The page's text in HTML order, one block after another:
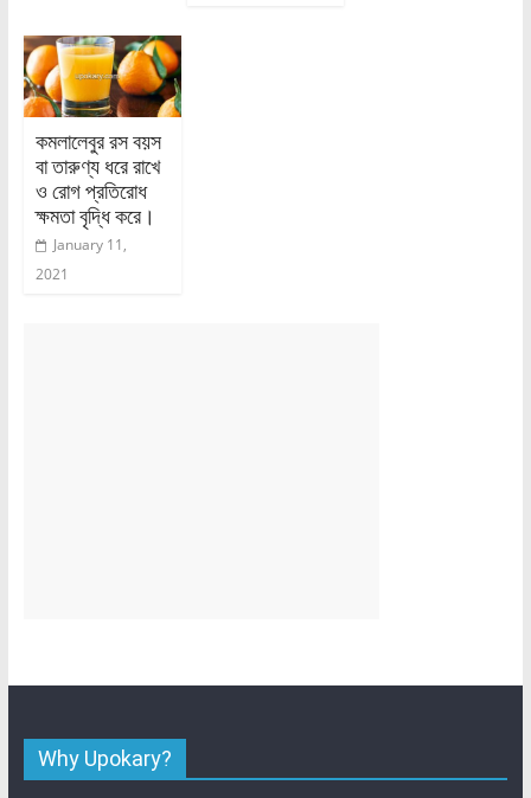
কমলালেবুর রস বয়স
বা তারুণ্য ধরে রাখে
ও রোগ প্রতিরোধ
ক্ষমতা বৃদ্ধি করে।
January 11,
2021
Why Upokary?